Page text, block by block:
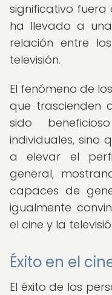
significativo fuera
ha llevado a
relación entre
televisión.
El fenómeno de
que trascienden
sido
individuales, sino
a elevar el
general,
capaces de
igualmente
el cine y la
Éxito en el
El éxito de los